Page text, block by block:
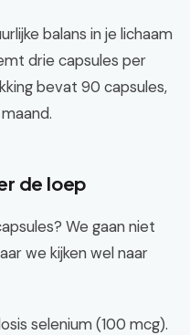
balans in je lichaam
drie capsules per
bevat 90 capsules,
de loep
We gaan niet
we kijken wel naar
selenium (100 mcg).